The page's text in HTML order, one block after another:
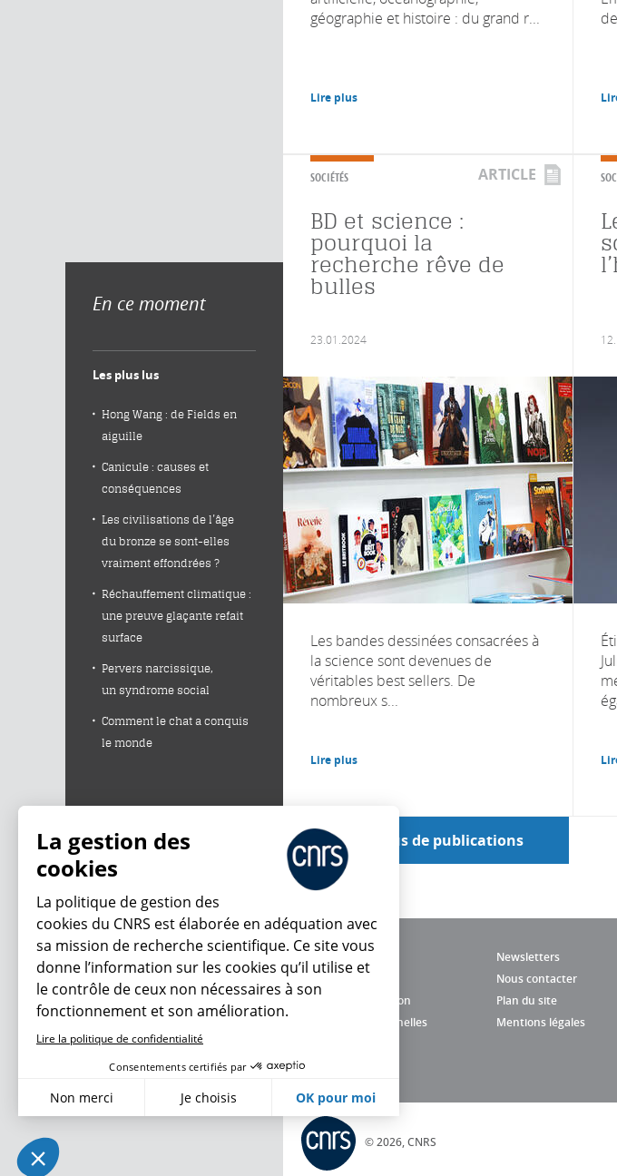
géographie et histoire : du grand r...
Lire plus
SOCIÉTÉS ARTICLE
BD et science :
pourquoi la
recherche rêve de
bulles
23.01.2024
Les bandes dessinées consacrées à
la science sont devenues de
véritables best sellers. De
nombreux s...
Lire plus
Voir plus de publications
Newsletters
Nous contacter
Charte d'utilisation
Plan du site
Données personnelles
Mentions légales
© 2026, CNRS
En ce moment
Les plus lus
Hong Wang : de Fields en
aiguille
Canicule : causes et
conséquences
Les civilisations de l’âge
du bronze se sont-elles
vraiment effondrées ?
Réchauffement climatique :
une preuve glaçante refait
surface
Pervers narcissique,
un syndrome social
Comment le chat a conquis
le monde
La gestion des
cookies
La politique de gestion des
cookies du CNRS est élaborée en adéquation avec
sa mission de recherche scientifique. Ce site vous
donne l’information sur les cookies qu’il utilise et
le contrôle de ceux non nécessaires à son
fonctionnement et son amélioration.
Lire la politique de confidentialité
Consentements certifiés par
Non merci Je choisis OK pour moi
Plateforme de Gestion du Consentement : Personnalisez vos Options
Notre plateforme vous permet d'adapter et de gérer vos paramètres de confidentialité, en